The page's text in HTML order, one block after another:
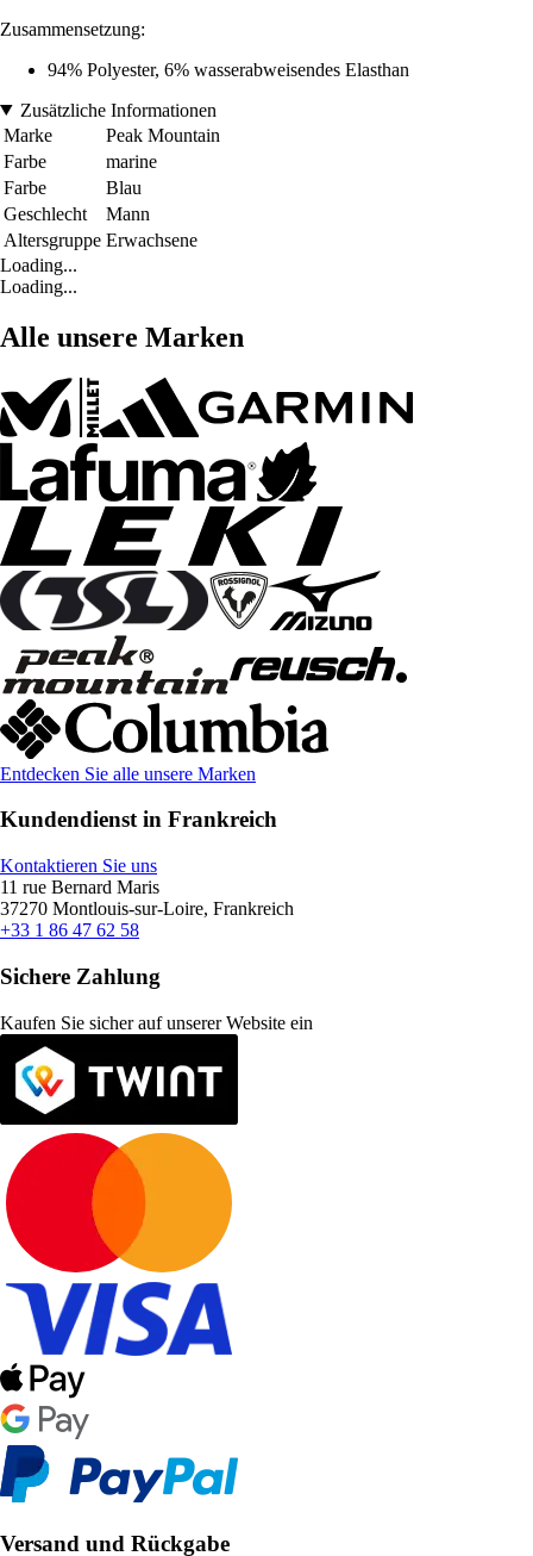
Zusammensetzung:
94% Polyester, 6% wasserabweisendes Elasthan
Zusätzliche Informationen
Marke
Peak Mountain
Farbe
marine
Farbe
Blau
Geschlecht
Mann
Altersgruppe Erwachsene
Loading...
Loading...
Alle unsere Marken
Entdecken Sie alle unsere Marken
Kundendienst in Frankreich
Kontaktieren Sie uns
11 rue Bernard Maris
37270 Montlouis-sur-Loire, Frankreich
+33 1 86 47 62 58
Sichere Zahlung
Kaufen Sie sicher auf unserer Website ein
Versand und Rückgabe